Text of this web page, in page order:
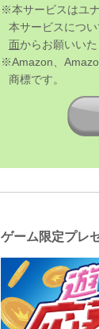
※本サービスはユ
本サービスにつ
面からお願いいた
※Amazon、
商標です。
ゲーム限定プレ